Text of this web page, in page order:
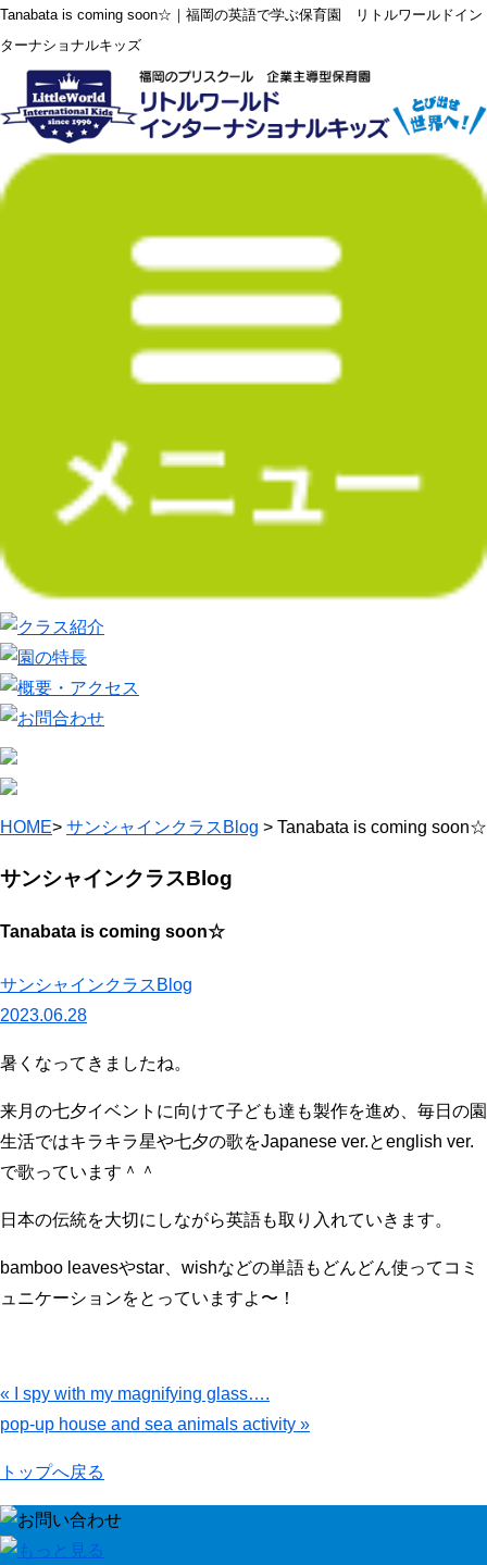
Tanabata is coming soon☆｜福岡の英語で学ぶ保育園 リトルワールドイン
ターナショナルキッズ
HOME> サンシャインクラスBlog > Tanabata is coming soon☆
サンシャインクラスBlog
Tanabata is coming soon☆
サンシャインクラスBlog
2023.06.28
暑くなってきましたね。
来月の七夕イベントに向けて子ども達も製作を進め、毎日の園
生活ではキラキラ星や七夕の歌をJapanese ver.とenglish ver.
で歌っています＾＾
日本の伝統を大切にしながら英語も取り入れていきます。
bamboo leavesやstar、wishなどの単語もどんどん使ってコミ
ュニケーションをとっていますよ〜！
« I spy with my magnifying glass….
pop-up house and sea animals activity »
トップへ戻る